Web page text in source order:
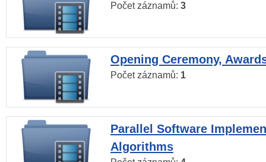
Počet záznamů: 3
Opening Ceremony,
Počet záznamů: 1
Parallel Software
Algorithms